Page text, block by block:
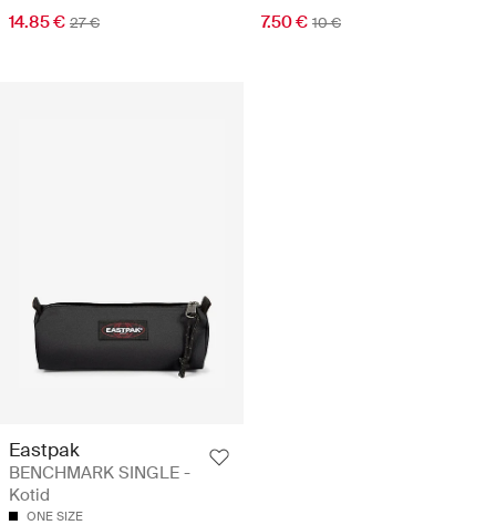
14.85 € 27 € 7.50 € 10 €
Eastpak
BENCHMARK SINGLE -
Kotid
ONE SIZE